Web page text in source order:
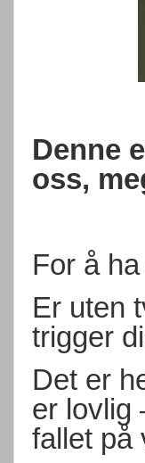
Denne
oss,
For å
Er uten
trigger
Det er
er lovlig
fallet på